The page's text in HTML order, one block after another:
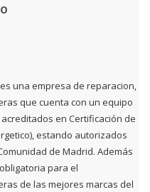
una empresa de reparacion,
que cuenta con un equipo
en Certificación de
estando autorizados
de Madrid. Además
para el
de las mejores marcas del